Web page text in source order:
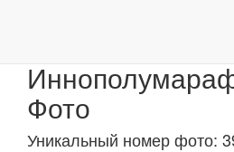
Фото
Уникальный номер фото: